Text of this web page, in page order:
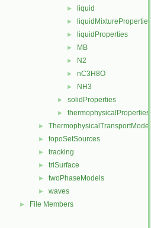
► liquid
► liquidMixtureProperties
► liquidProperties
► MB
► N2
► nC3H8O
► NH3
► solidProperties
► thermophysicalProperties
► ThermophysicalTransportModels
► topoSetSources
► tracking
► triSurface
► twoPhaseModels
► waves
► File Members